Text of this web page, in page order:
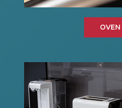
OVEN